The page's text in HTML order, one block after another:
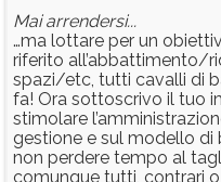
Mai arrendersi...
…ma lottare per un
riferito all’abbattimento/
spazi/etc, tutti cavalli di
fa! Ora sottoscrivo il tuo
stimolare
gestione e sul modello di
non perdere tempo al
comunque tutti, contrari